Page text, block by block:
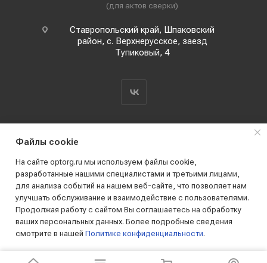
(для актов сверки)
Ставропольский край, Шпаковский
район, с. Верхнерусское, заезд
Тупиковый, 4
2019 - 2026 © АО КПК "Ставропольстройопторг"
Все права защищены
Файлы cookie
На сайте optorg.ru мы используем файлы cookie,
разработанные нашими специалистами и третьими лицами,
для анализа событий на нашем веб-сайте, что позволяет нам
улучшать обслуживание и взаимодействие с пользователями.
Продолжая работу с сайтом Вы соглашаетесь на обработку
ваших персональных данных. Более подробные сведения
смотрите в нашей Политике конфиденциальности.